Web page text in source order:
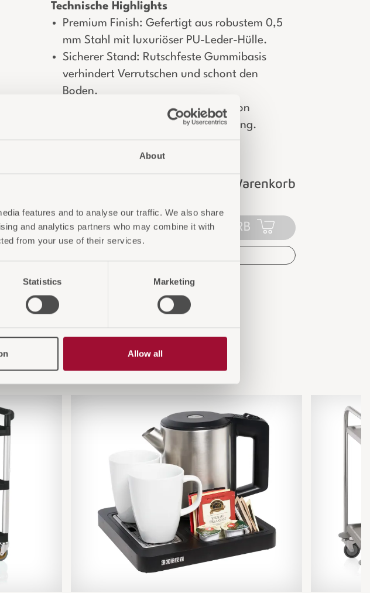
About
features and to analyse our traffic. We also share
and analytics partners who may combine it with
from your use of their services.
Statistics Marketing
Allow all
Technische Highlights
Premium Finish: Gefertigt aus robustem 0,5
mm Stahl mit luxuriöser PU-Leder-Hülle.
Sicherer Stand: Rutschfeste Gummibasis
verhindert Verrutschen und schont den
Boden.
Nachhaltig: Kompatibel mit Thornton
Recycling-Einsätzen zur Mülltrennung.
Login für Preise und Warenkorb
IN DEN WARENKORB